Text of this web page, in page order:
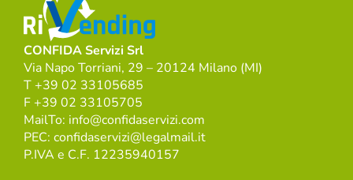
CONFIDA Servizi Srl
Via Napo Torriani, 29 – 20124 Milano (MI)
T +39 02 33105685
F +39 02 33105705
MailTo: info@confidaservizi.com
PEC: confidaservizi@legalmail.it
P.IVA e C.F. 12235940157